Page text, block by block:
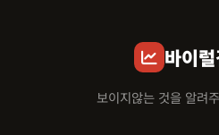
바이
보이지않는 것을 알려